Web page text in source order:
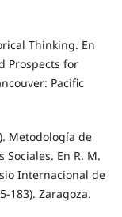
Thinking. En
Prospects for
Pacific
Metodología de
En R. M.
Internacional de
183). Zaragoza.